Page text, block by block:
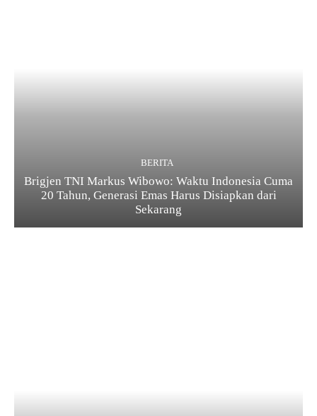
BERITA
Brigjen TNI Markus Wibowo: Waktu Indonesia Cuma
20 Tahun, Generasi Emas Harus Disiapkan dari
Sekarang